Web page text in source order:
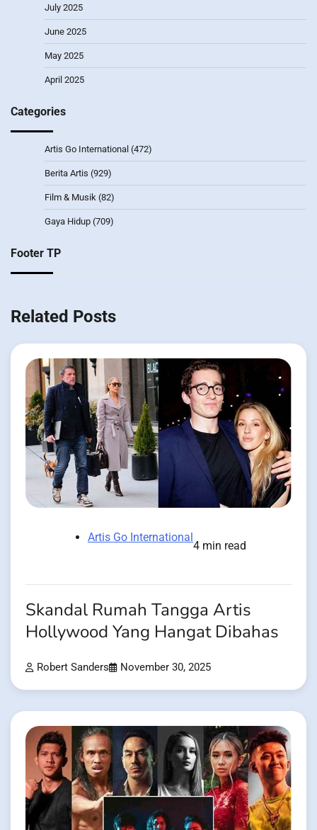
July 2025
June 2025
May 2025
April 2025
Categories
Artis Go International (472)
Berita Artis (929)
Film & Musik (82)
Gaya Hidup (709)
Footer TP
Related Posts
Artis Go International
4 min read
Skandal Rumah Tangga Artis
Hollywood Yang Hangat Dibahas
Robert Sanders November 30, 2025